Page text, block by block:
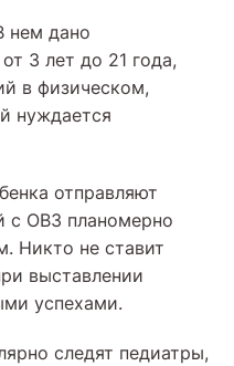
нем дано
3 лет до 21 года,
в физическом,
нуждается
отправляют
с ОВЗ планомерно
Никто не ставит
выставлении
успехами.
следят педиатры,